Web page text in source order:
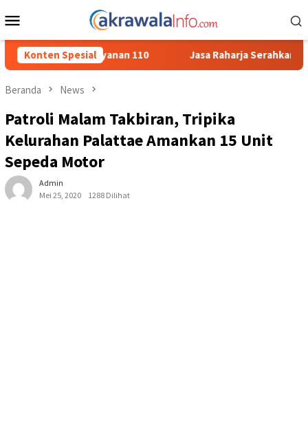
ke
Mobile
Konten Spesial
Jasa Raharja Serahkan Santunan kepada Ahli Waris
Beranda News
Patroli Malam Takbiran, Tripika
Kelurahan Palattae Amankan 15 Unit
Sepeda Motor
Admin
Mei 25, 2020
1288 Dilihat